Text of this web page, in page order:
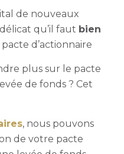
de nouveaux
qu’il faut bien
d’actionnaire
plus sur le pacte
de fonds ? Cet
, nous pouvons
de votre pacte